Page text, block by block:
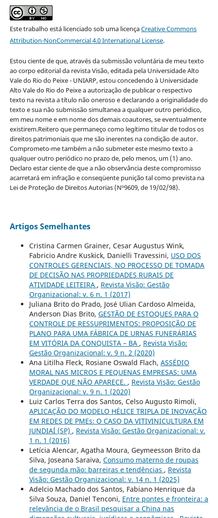
Este trabalho está licenciado sob uma licençaCreative Commons
Attribution-NonCommercial 4.0 International License.
Estou ciente de que, através da submissão voluntária de meu texto
ao corpo editorial da revista Visão, editada pela Universidade Alto
Vale do Rio do Peixe - UNIARP, estou concedendo à Universidade
Alto Vale do Rio do Peixe a autorização de publicar o respectivo
texto na revista a título não oneroso e declarando a originalidade do
texto e sua não submissão simultanea a qualquer outro periódico,
em meu nome e em nome dos demais coautores, se eventualmente
existirem.Reitero que permaneço como legítimo titular de todos os
direitos patrimoniais que me são inerentes na condição de autor.
Comprometo-me também a não submeter este mesmo texto a
qualquer outro periódico no prazo de, pelo menos, um (1) ano.
Declaro estar ciente de que a não observância deste compromisso
acarretará em infração e conseqüente punição tal como prevista na
Lei de Proteção de Direitos Autorias (Nº9609, de 19/02/98).
Artigos Semelhantes
Cristina Carmen Grainer, Cesar Augustus Wink,
Fabricio Andre Kuskick, Danielli Travessini, USO DOS
CONTROLES GERENCIAIS, NO PROCESSO DE TOMADA
DE DECISÃO NAS PROPRIEDADES RURAIS DE
ATIVIDADE LEITEIRA , Revista Visão: Gestão
Organizacional: v. 6 n. 1 (2017)
Juliana Brito do Prado, José Ulian Cardoso Almeida,
Anderson Dias Brito, GESTÃO DE ESTOQUES PARA O
CONTROLE DE RESSUPRIMENTOS: PROPOSIÇÃO DE
PLANO PARA UMA FÁBRICA DE URNAS FUNERÁRIAS
EM VITÓRIA DA CONQUISTA – BA , Revista Visão:
Gestão Organizacional: v. 9 n. 2 (2020)
Ana Litilha Fleck, Rosiane Oswald Flach, ASSÉDIO
MORAL NAS MICROS E PEQUENAS EMPRESAS: UMA
VERDADE QUE NÃO APARECE. , Revista Visão: Gestão
Organizacional: v. 9 n. 1 (2020)
Luiz Carlos Terra dos Santos, Celso Augusto Rimoli,
APLICAÇÃO DO MODELO HÉLICE TRIPLA DE INOVAÇÃO
EM REDES DE PMEs: O CASO DA VITIVINICULTURA EM
JUNDIAÍ (SP) , Revista Visão: Gestão Organizacional: v.
1 n. 1 (2016)
Letícia Alencar, Agatha Moura, Geymeesson Brito da
Silva, Joseana Saraiva, Consumo materno de roupas
de segunda mão: barreiras e tendências , Revista
Visão: Gestão Organizacional: v. 14 n. 1 (2025)
Adelcio Machado dos Santos, Fabiano Henrique da
Silva Souza, Daniel Tenconi, Entre pontes e fronteira: a
relevância de o Brasil pesquisar a China nas